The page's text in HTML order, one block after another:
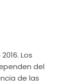
Los
del
de las